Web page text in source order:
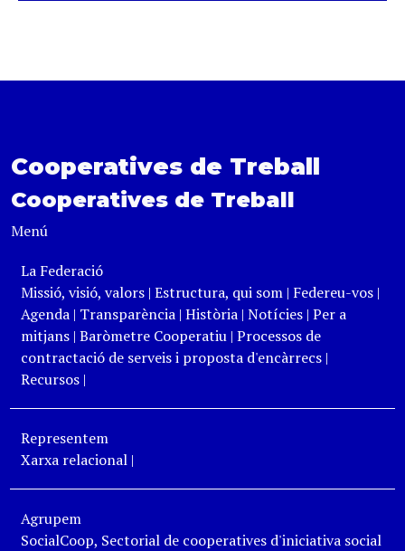
Cooperatives de Treball
Cooperatives de Treball
Menú
La Federació
Missió, visió, valors| Estructura, qui som| Federeu-vos|
Agenda | Transparència| Història| Notícies | Per a
mitjans| Baròmetre Cooperatiu| Processos de
contractació de serveis i proposta d'encàrrecs|
Recursos|
Representem
Xarxa relacional|
Agrupem
SocialCoop, Sectorial de cooperatives d'iniciativa social